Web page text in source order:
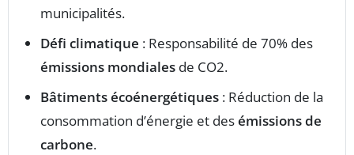
municipalités.
Défi climatique : Responsabilité de 70% des
émissions mondiales de CO2.
Bâtiments écoénergétiques : Réduction de la
consommation d’énergie et desémissions de
carbone.